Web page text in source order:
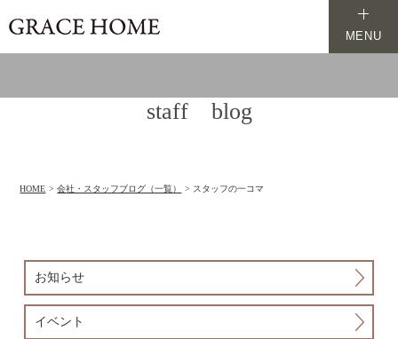
MENU
staff blog
HOME 会社・スタッフブログ（一覧） スタッフの一コマ
お知らせ
イベント